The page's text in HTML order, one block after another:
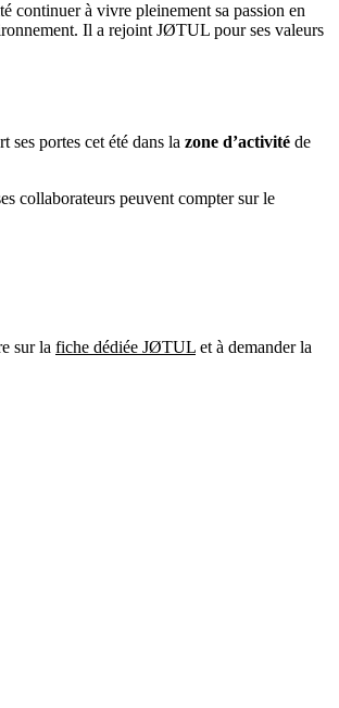
continuer à vivre pleinement sa passion en
Il a rejoint JØTUL pour ses valeurs
portes cet été dans la zone d’activité de
collaborateurs peuvent compter sur le
sur la fiche dédiée JØTUL et à demander la